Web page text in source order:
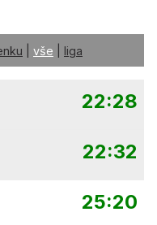
vše liga
22:28
22:32
25:20